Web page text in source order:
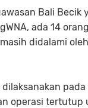
Bali
ada 14
didalami
operasi tertutup